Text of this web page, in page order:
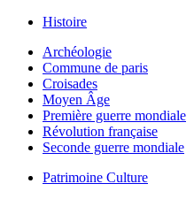
Histoire
Archéologie
Commune de paris
Croisades
Moyen Âge
Première guerre mondiale
Révolution française
Seconde guerre mondiale
Patrimoine Culture